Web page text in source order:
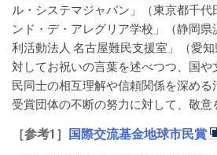
ル・システマジャパン」（東京都千代
ンド・デ・アレグリア学校」（静岡
利活動法人 名古屋難民支援室」（愛
対してお祝いの言葉を述べつつ、国
民同士の相互理解や信頼関係を深める
受賞団体の不断の努力に対して、敬意
［参考1］ 国際交流基金地球市民賞